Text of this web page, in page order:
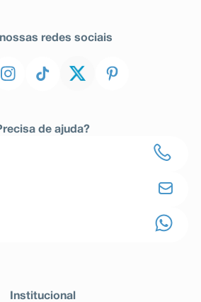
redes sociais
de ajuda?
Institucional